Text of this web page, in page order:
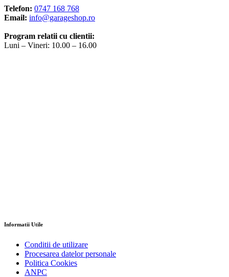
Telefon: 0747 168 768
Email: info@garageshop.ro
Program relatii cu clientii:
Luni – Vineri: 10.00 – 16.00
Informatii Utile
Conditii de utilizare
Procesarea datelor personale
Politica Cookies
ANPC